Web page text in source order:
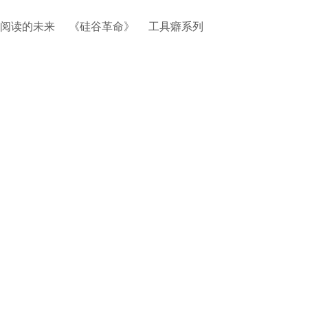
阅读的未来 《硅谷革命》 工具癖系列